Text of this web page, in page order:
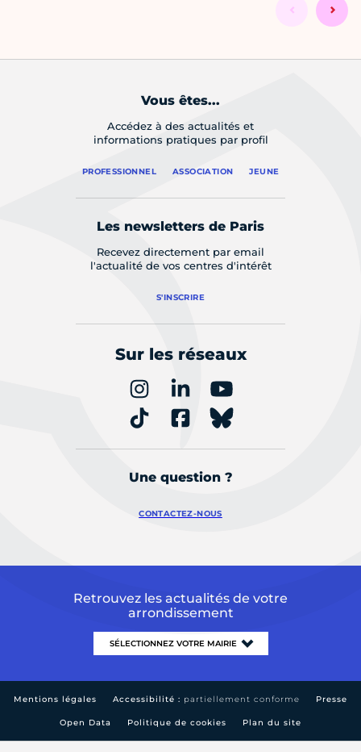
Vous êtes...
Accédez à des actualités et
informations pratiques par profil
PROFESSIONNEL ASSOCIATION JEUNE
Les newsletters de Paris
Recevez directement par email
l'actualité de vos centres d'intérêt
S'INSCRIRE
Sur les réseaux
Une question ?
CONTACTEZ-NOUS
Retrouvez les actualités de votre
arrondissement
Mentions légales Accessibilité : partiellement conforme Presse
Open Data Politique de cookies Plan du site